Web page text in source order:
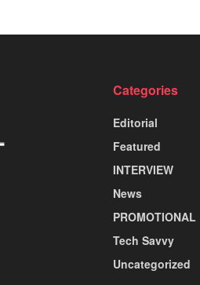
Categories
Editorial
Featured
INTERVIEW
News
PROMOTIONAL
Tech Savvy
Uncategorized